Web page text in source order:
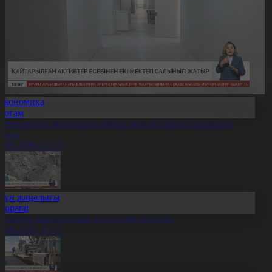
активтер есебінен тағы екі мектеп салынып
13:17
жаңалығы
заңсыз қазып жүргендер ұсталды
13:15